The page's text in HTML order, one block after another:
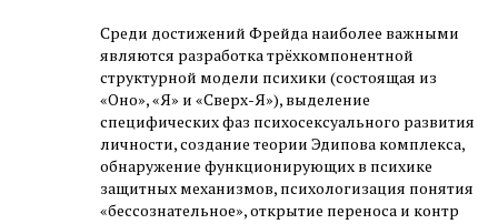
Среди достижений Фрейда наиболее важными
являются разработка трёхкомпонентной
структурной модели психики (состоящая из
«Оно», «Я» и «Сверх-Я»), выделение
специфических фаз психосексуального развития
личности, создание теории Эдипова комплекса,
обнаружение функционирующих в психике
защитных механизмов, психологизация понятия
«бессознательное», открытие переноса и контр